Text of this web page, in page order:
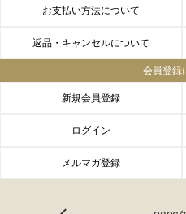
お支払い方法について
返品・キャンセルについて
会員登録
新規会員登録
ログイン
メルマガ登録